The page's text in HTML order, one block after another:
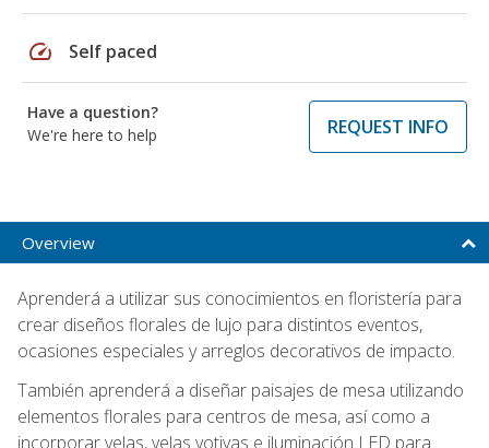
speed Self paced
Have a question?
We're here to help
REQUEST INFO
Overview
Aprenderá a utilizar sus conocimientos en floristería para
crear diseños florales de lujo para distintos eventos,
ocasiones especiales y arreglos decorativos de impacto.
También aprenderá a diseñar paisajes de mesa utilizando
elementos florales para centros de mesa, así como a
incorporar velas, velas votivas e iluminación LED para